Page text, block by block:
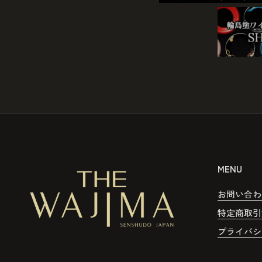
MENU
お問い合
特定商取
プライバ